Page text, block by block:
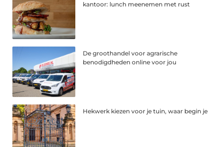
kantoor: lunch meenemen met rust
De groothandel voor agrarische
benodigdheden online voor jou
Hekwerk kiezen voor je tuin, waar begin je